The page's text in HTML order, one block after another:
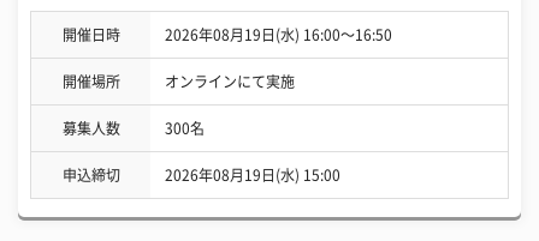
開催日時 2026年08月19日(水) 16:00〜16:50
開催場所 オンラインにて実施
募集人数 300名
申込締切 2026年08月19日(水) 15:00